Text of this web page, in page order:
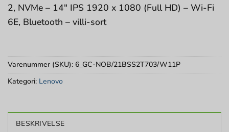
2, NVMe – 14″ IPS 1920 x 1080 (Full HD) – Wi-Fi
6E, Bluetooth – villi-sort
Varenummer (SKU): 6_GC-NOB/21BSS2T703/W11P
Kategori: Lenovo
BESKRIVELSE